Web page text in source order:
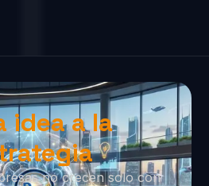
idea a la
no crecen solo con